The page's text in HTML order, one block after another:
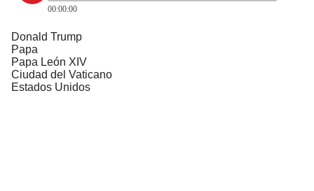
00:00:00
Donald Trump
Papa
Papa León XIV
Ciudad del Vaticano
Estados Unidos